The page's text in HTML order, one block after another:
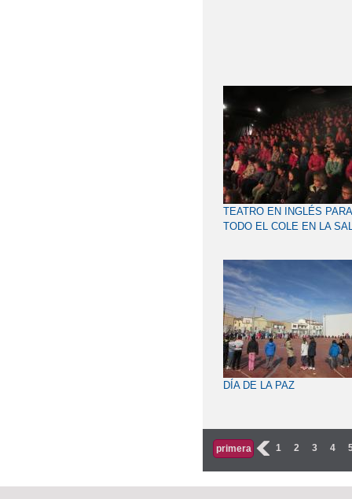
TEATRO EN INGLÉS PARA
TODO EL COLE EN LA
DÍA DE LA PAZ
primera ‹ 1 2 3 4